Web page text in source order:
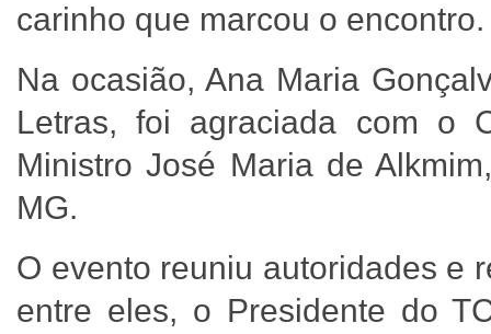
carinho que marcou o
Na ocasião, Ana Maria
Letras, foi agraciada com o
Ministro José Maria de
MG.
O evento reuniu autoridades e
entre eles, o Presidente do